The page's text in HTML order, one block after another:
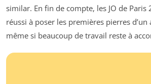
similar. En fin de compte, les JO de
réussi à poser les premières pierres
même si beaucoup de travail reste à